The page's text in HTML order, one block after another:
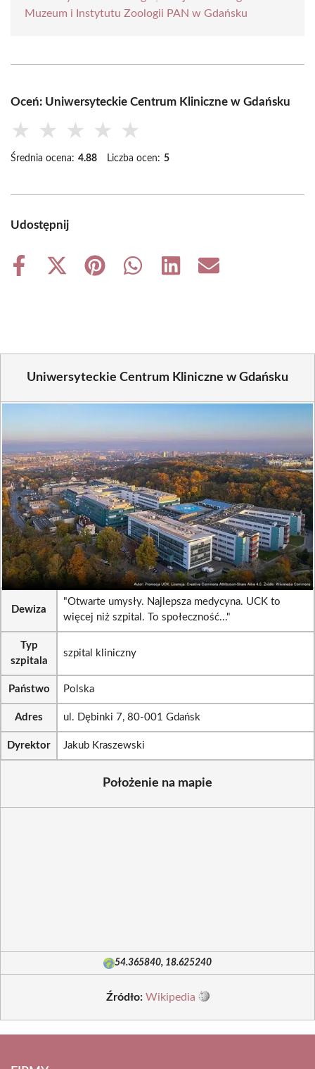
Muzeum i Instytutu Zoologii PAN w Gdańsku
Oceń: Uniwersyteckie Centrum Kliniczne w Gdańsku
★ ★ ★ ★ ★
Średnia ocena: 4.88 Liczba ocen: 5
Udostępnij
Share
Share
Share
Share
Share
Share
Uniwersyteckie Centrum Kliniczne w Gdańsku
Dewiza
"Otwarte umysły. Najlepsza medycyna. UCK to
więcej niż szpital. To społeczność..."
Typ
szpitala
szpital kliniczny
Państwo Polska
Adres ul. Dębinki 7, 80-001 Gdańsk
Dyrektor Jakub Kraszewski
Położenie na mapie
54.365840, 18.625240
Źródło: Wikipedia